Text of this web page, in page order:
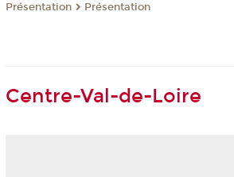
Présentation Présentation
Centre-Val-de-Loire